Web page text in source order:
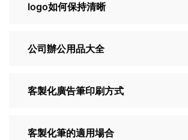
logo如何保持清晰
公司辦公用品大全
客製化廣告筆印刷方式
客製化筆的適用場合